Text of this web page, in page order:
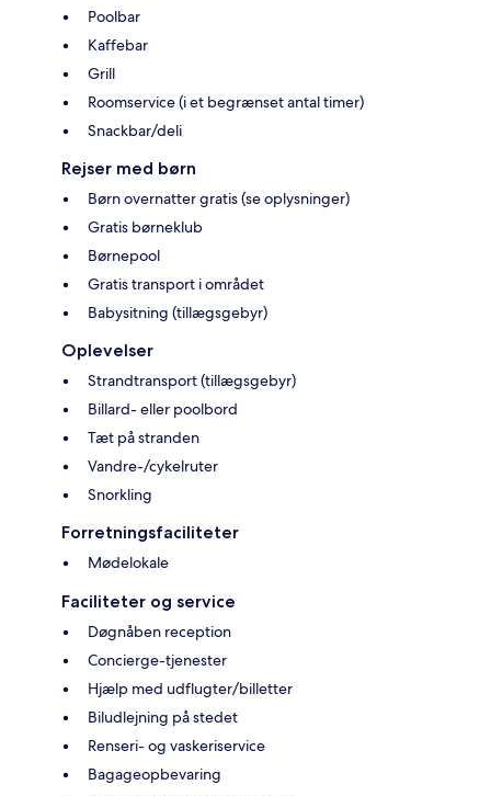
Poolbar
Kaffebar
Grill
Roomservice (i et begrænset antal timer)
Snackbar/deli
Rejser med børn
Børn overnatter gratis (se oplysninger)
Gratis børneklub
Børnepool
Gratis transport i området
Babysitning (tillægsgebyr)
Oplevelser
Strandtransport (tillægsgebyr)
Billard- eller poolbord
Tæt på stranden
Vandre-/cykelruter
Snorkling
Forretningsfaciliteter
Mødelokale
Faciliteter og service
Døgnåben reception
Concierge-tjenester
Hjælp med udflugter/billetter
Biludlejning på stedet
Renseri- og vaskeriservice
Bagageopbevaring